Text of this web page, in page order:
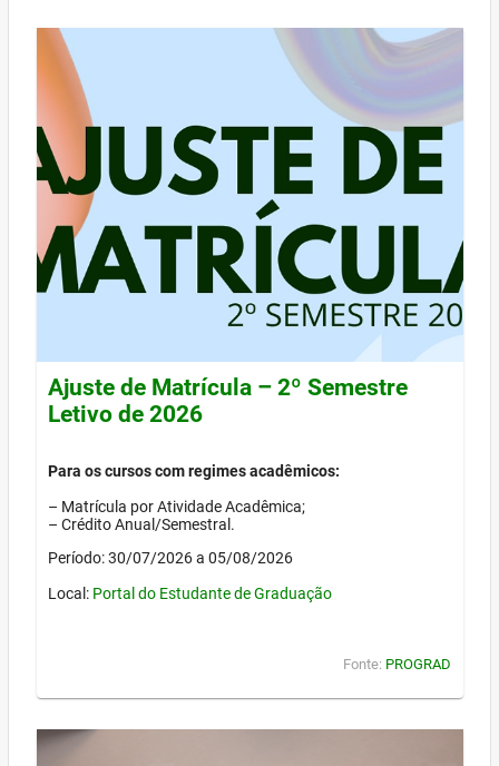
Ajuste de Matrícula – 2º Semestre
Letivo de 2026
Para os cursos com regimes acadêmicos:
– Matrícula por Atividade Acadêmica;
– Crédito Anual/Semestral.
Período: 30/07/2026 a 05/08/2026
Local: Portal do Estudante de Graduação
Fonte: PROGRAD